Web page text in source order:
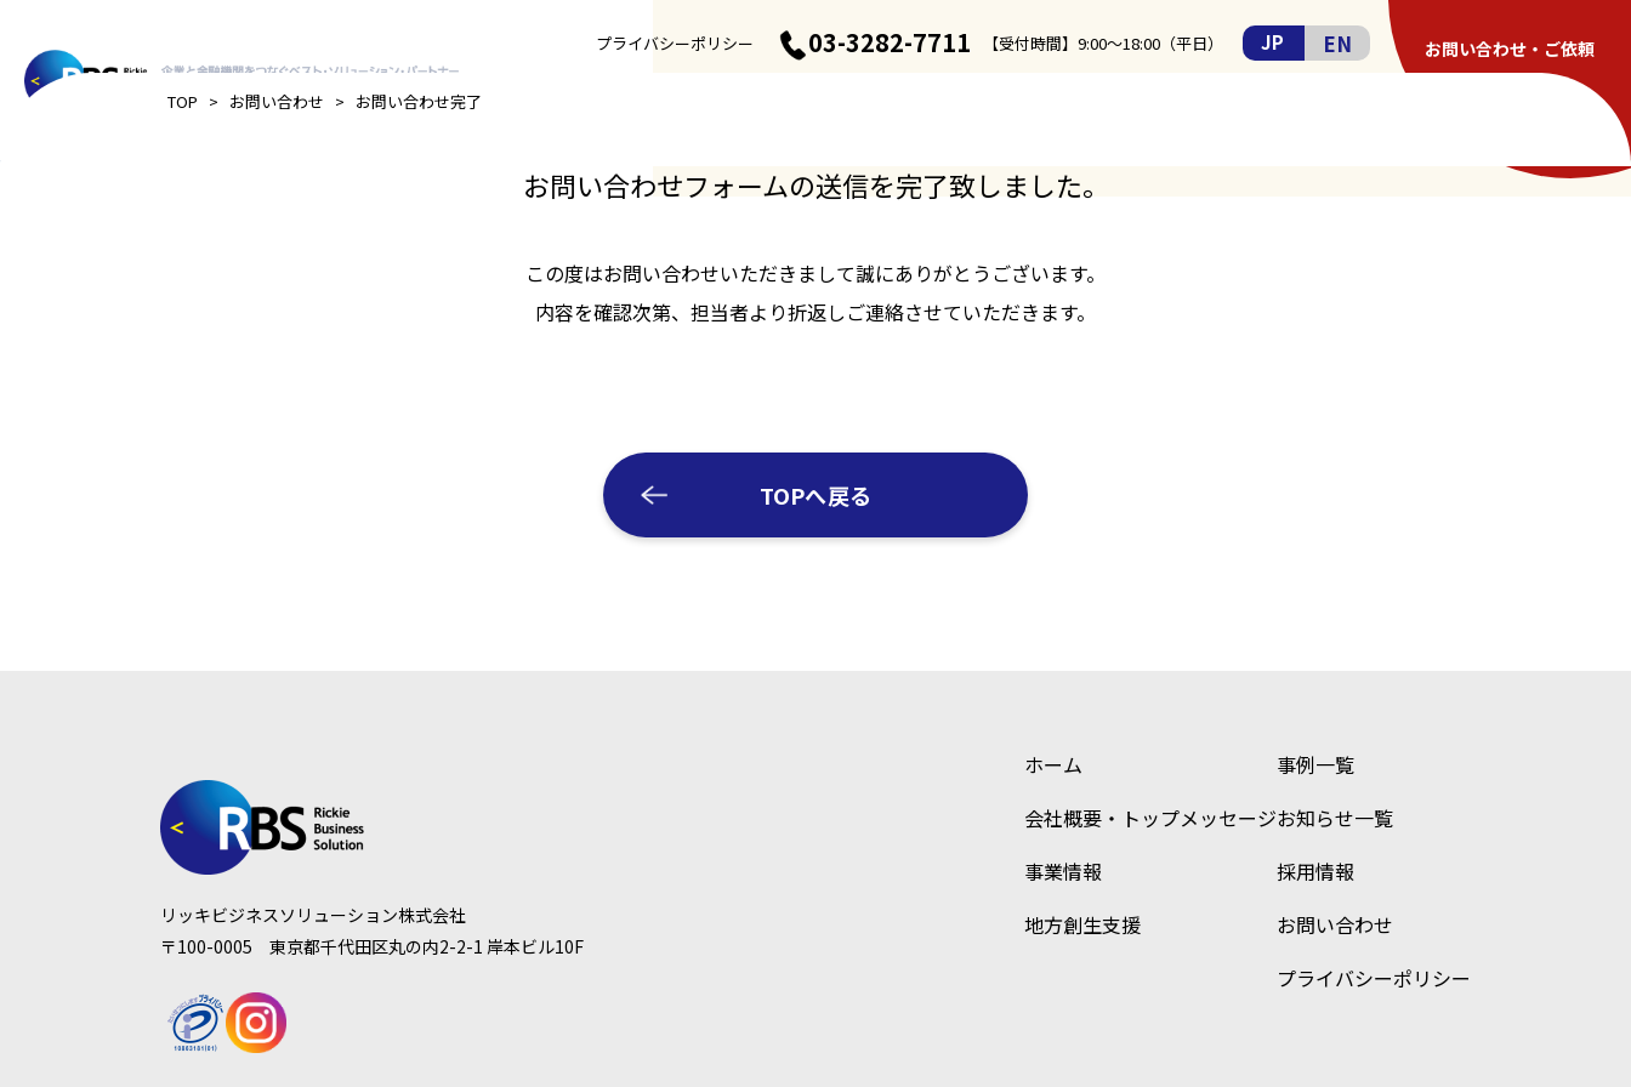
プライバシーポリシー 03-3282-7711 【受付時間】9:00〜18:00（平日） JP EN お問い合わせ・ご依頼
TOP > お問い合わせ > お問い合わせ完了
お問い合わせフォームの送信を完了致しました。
この度はお問い合わせいただきまして誠にありがとうございます。
内容を確認次第、担当者より折返しご連絡させていただきます。
TOPへ戻る
リッキビジネスソリューション株式会社
〒100-0005 東京都千代田区丸の内2-2-1 岸本ビル10F
ホーム
会社概要・トップメッセージ
事業情報
地方創生支援
事例一覧
お知らせ一覧
採用情報
お問い合わせ
プライバシーポリシー